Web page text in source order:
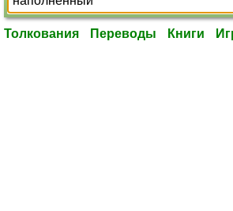
Толкования Переводы Книги